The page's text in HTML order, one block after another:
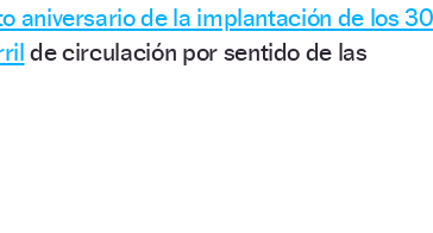
aniversario de la implantación de los 30
de circulación por sentido de las